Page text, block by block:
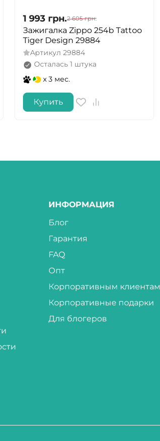
1 993 грн.2 605 грн.
Зажигалка Zippo 254b Tattoo
Tiger Design 29884
Артикул 29884
Осталась 1 штука
x 3 мес.
Купить
ИНФОРМАЦИЯ
Блог
Гарантия
FAQ
Опт
Корпоративным клиентам
Корпоративные подарки
Для блогеров